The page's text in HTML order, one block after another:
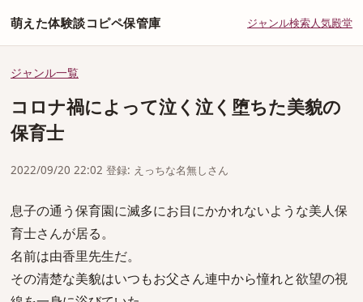
萌えた体験談コピペ保管庫 ジャンル検索人気殿堂
ジャンル一覧
コロナ禍によって泣く泣く堕ちた美貌の
保育士
2022/09/20 22:02 登録: えっちな名無しさん
息子の通う保育園に滅多にお目にかかれないような美人保
育士さんが居る。
名前は由香里先生だ。
その清楚な美貌はいつもお父さん連中から憧れと欲望の視